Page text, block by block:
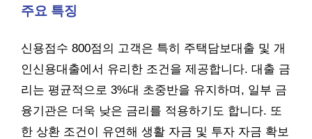
주요 특징
신용점수 800점의 고객은 특히 주택담보대출 및 개
인신용대출에서 유리한 조건을 제공합니다. 대출 금
리는 평균적으로 3%대 초중반을 유지하며, 일부 금
융기관은 더욱 낮은 금리를 적용하기도 합니다. 또
한 상환 조건이 유연해 생활 자금 및 투자 자금 확보